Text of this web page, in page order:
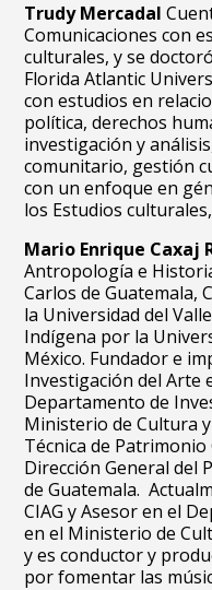
Trudy Mercadal
Comunicaciones con
culturales, y se
Florida Atlantic
con estudios en
política, derechos
investigación y
comunitario, gestión
con un enfoque en
los Estudios
Mario Enrique Caxaj
Antropología e
Carlos de Guatemala,
la Universidad del
Indígena por la
México. Fundador e
Investigación del Arte
Departamento de
Ministerio de Cultura
Técnica de
Dirección General del
de Guatemala.
CIAG y Asesor en el
en el Ministerio de
y es conductor y
por fomentar las